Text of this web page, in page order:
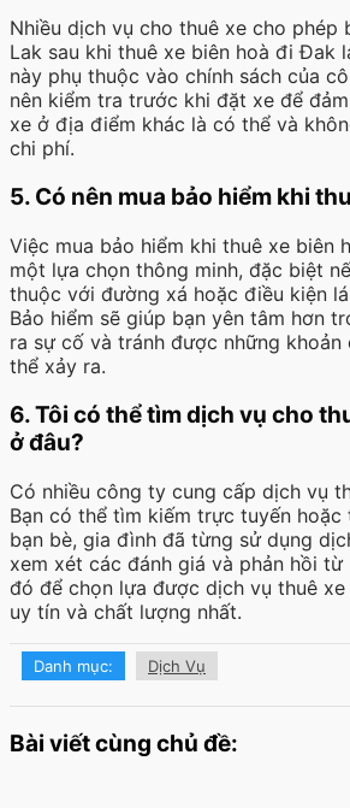
Nhiều dịch vụ cho thuê xe cho phép
Lak sau khi thuê xe biên hoà đi Đak
này phụ thuộc vào chính sách của
nên kiểm tra trước khi đặt xe để
xe ở địa điểm khác là có thể và
chi phí.
5. Có nên mua bảo hiểm khi
Việc mua bảo hiểm khi thuê xe biên
một lựa chọn thông minh, đặc biệt
thuộc với đường xá hoặc điều kiện
Bảo hiểm sẽ giúp bạn yên tâm hơn
ra sự cố và tránh được những khoản
thể xảy ra.
6. Tôi có thể tìm dịch vụ cho
ở đâu?
Có nhiều công ty cung cấp dịch vụ
Bạn có thể tìm kiếm trực tuyến
bạn bè, gia đình đã từng sử dụng
xem xét các đánh giá và phản hồi
đó để chọn lựa được dịch vụ thuê
uy tín và chất lượng nhất.
Danh mục: Dịch Vụ
Bài viết cùng chủ đề: